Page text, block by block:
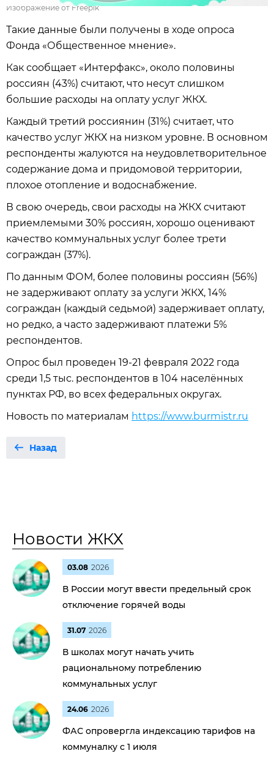
Изображение от Freepik
Такие данные были получены в ходе опроса
Фонда «Общественное мнение».
Как сообщает «Интерфакс», около половины
россиян (43%) считают, что несут слишком
большие расходы на оплату услуг ЖКХ.
Каждый третий россиянин (31%) считает, что
качество услуг ЖКХ на низком уровне. В основном
респонденты жалуются на неудовлетворительное
содержание дома и придомовой территории,
плохое отопление и водоснабжение.
В свою очередь, свои расходы на ЖКХ считают
приемлемыми 30% россиян, хорошо оценивают
качество коммунальных услуг более трети
сограждан (37%).
По данным ФОМ, более половины россиян (56%)
не задерживают оплату за услуги ЖКХ, 14%
сограждан (каждый седьмой) задерживает оплату,
но редко, а часто задерживают платежи 5%
респондентов.
Опрос был проведен 19-21 февраля 2022 года
среди 1,5 тыс. респондентов в 104 населённых
пунктах РФ, во всех федеральных округах.
Новость по материалам https://www.burmistr.ru
Назад
Новости ЖКХ
03.08 2026
В России могут ввести предельный срок
отключение горячей воды
31.07 2026
В школах могут начать учить
рациональному потреблению
коммунальных услуг
24.06 2026
ФАС опровергла индексацию тарифов на
коммуналку с 1 июля